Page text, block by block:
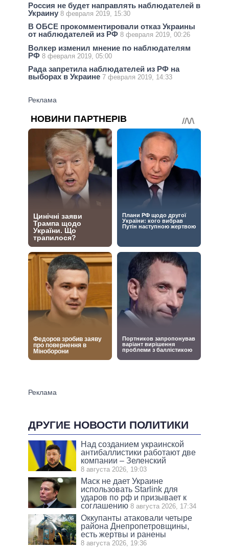
Россия не будет направлять наблюдателей в
Украину 8 февраля 2019, 15:30
В ОБСЕ прокомментировали отказ Украины
от наблюдателей из РФ 8 февраля 2019, 00:26
Волкер изменил мнение по наблюдателям
РФ 8 февраля 2019, 05:00
Рада запретила наблюдателей из РФ на
выборах в Украине 7 февраля 2019, 14:33
ДРУГИЕ НОВОСТИ ПОЛИТИКИ
Над созданием украинской
антибаллистики работают две
компании – Зеленский
8 августа 2026, 19:03
Маск не дает Украине
использовать Starlink для
ударов по рф и призывает к
соглашению 8 августа 2026, 17:34
Оккупанты атаковали четыре
района Днепропетровщины,
есть жертвы и ранены
8 августа 2026, 19:36